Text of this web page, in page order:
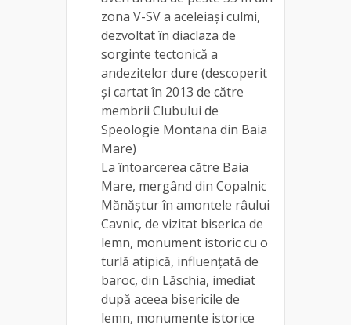
zona V-SV a aceleiași culmi,
dezvoltat în diaclaza de
sorginte tectonică a
andezitelor dure (descoperit
și cartat în 2013 de către
membrii Clubului de
Speologie Montana din Baia
Mare)
La întoarcerea către Baia
Mare, mergând din Copalnic
Mănăștur în amontele râului
Cavnic, de vizitat biserica de
lemn, monument istoric cu o
turlă atipică, influențată de
baroc, din Lăschia, imediat
după aceea bisericile de
lemn, monumente istorice